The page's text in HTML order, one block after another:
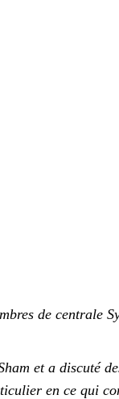
de centrale
et a discuté
en ce qui